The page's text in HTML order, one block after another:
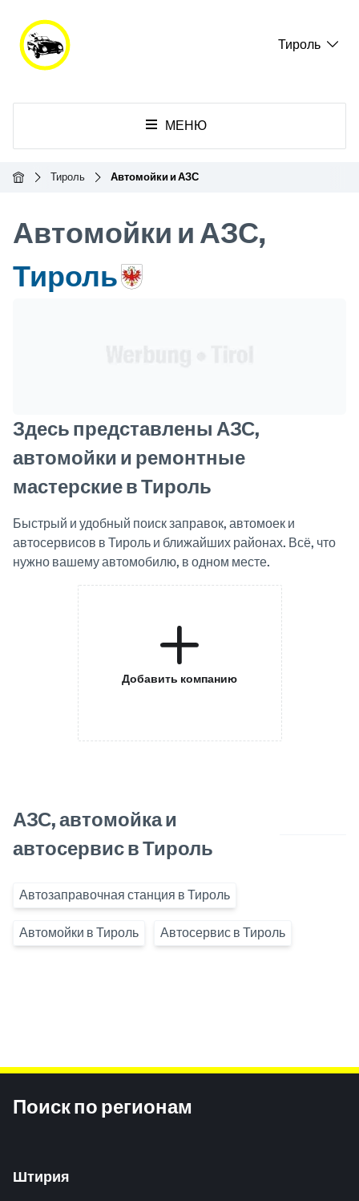
Тироль
МЕНЮ
ГлавнаяТироль Автомойки и АЗС
Автомойки и АЗС,
Тироль
Здесь представлены АЗС,
автомойки и ремонтные
мастерские в Тироль
Быстрый и удобный поиск заправок, автомоек и
автосервисов в Тироль и ближайших районах. Всё, что
нужно вашему автомобилю, в одном месте.
Добавить компанию
АЗС, автомойка и
автосервис в Тироль
Автозаправочная станция в Тироль
Автомойки в Тироль Автосервис в Тироль
Поиск по регионам
Штирия